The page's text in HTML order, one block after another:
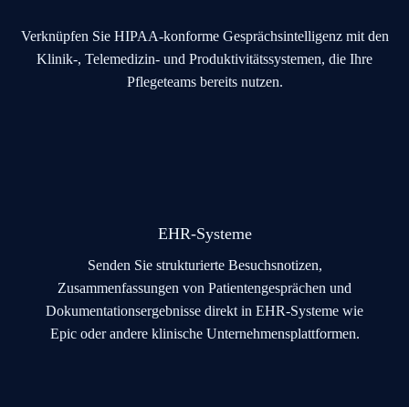
Verknüpfen Sie HIPAA-konforme Gesprächsintelligenz mit den
Klinik-, Telemedizin- und Produktivitätssystemen, die Ihre
Pflegeteams bereits nutzen.
EHR-Systeme
Senden Sie strukturierte Besuchsnotizen,
Zusammenfassungen von Patientengesprächen und
Dokumentationsergebnisse direkt in EHR-Systeme wie
Epic oder andere klinische Unternehmensplattformen.